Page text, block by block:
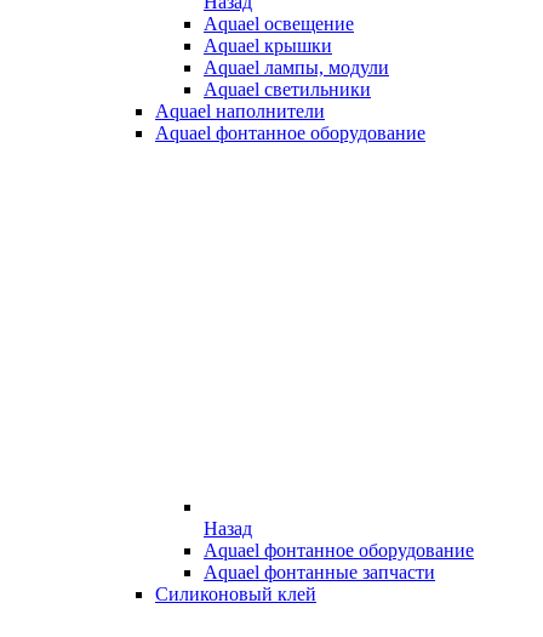
Aquael освещение
Aquael крышки
Aquael лампы, модули
Aquael светильники
Aquael наполнители
Aquael фонтанное оборудование
Назад
Aquael фонтанное оборудование
Aquael фонтанные запчасти
Силиконовый клей